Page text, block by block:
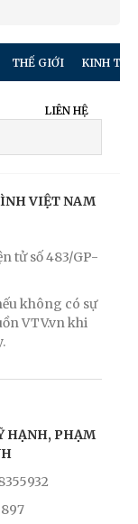
THẾ GIỚI KINH TẾ
LIÊN HỆ
VIỆT NAM
tử số 483/GP-
không có sự
VTV.vn khi
HẠNH, PHẠM